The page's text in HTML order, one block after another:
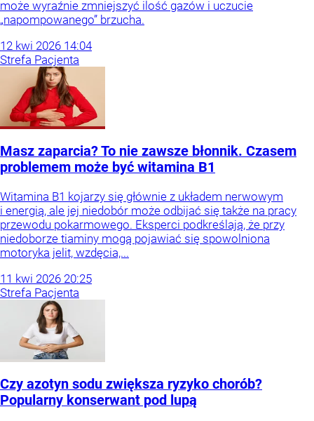
może wyraźnie zmniejszyć ilość gazów i uczucie
„napompowanego” brzucha.
12 kwi 2026 14:04
Strefa Pacjenta
Masz zaparcia? To nie zawsze błonnik. Czasem
problemem może być witamina B1
Witamina B1 kojarzy się głównie z układem nerwowym
i energią, ale jej niedobór może odbijać się także na pracy
przewodu pokarmowego. Eksperci podkreślają, że przy
niedoborze tiaminy mogą pojawiać się spowolniona
motoryka jelit, wzdęcia,...
11 kwi 2026 20:25
Strefa Pacjenta
Czy azotyn sodu zwiększa ryzyko chorób?
Popularny konserwant pod lupą